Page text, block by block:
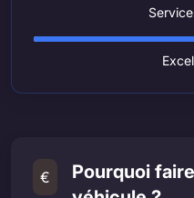
€
Pourquoi